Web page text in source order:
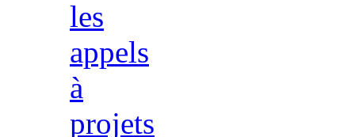
les
appels
à
projets